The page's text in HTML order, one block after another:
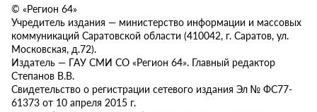
© «Регион 64»
Учредитель издания — министерство информации и массовых
коммуникаций Саратовской области (410042, г. Саратов, ул.
Московская, д.72).
Издатель — ГАУ СМИ СО «Регион 64». Главный редактор
Степанов В.В.
Свидетельство о регистрации сетевого издания Эл № ФС77-
61373 от 10 апреля 2015 г.